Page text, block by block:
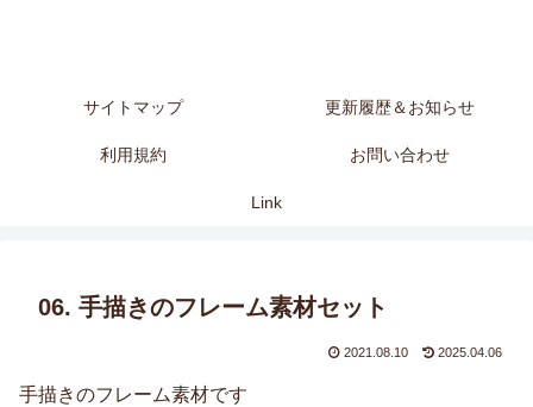
サイトマップ 更新履歴＆お知らせ
利用規約 お問い合わせ
Link
06. 手描きのフレーム素材セット
2021.08.10 2025.04.06
手描きのフレーム素材です